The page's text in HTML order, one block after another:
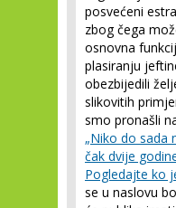
posvećeni
zbog čega
osnovna
plasiranju
obezbijedili
slikovitih
smo pronašli
„Niko do sada
čak dvije
Pogledajte ko
se u naslovu